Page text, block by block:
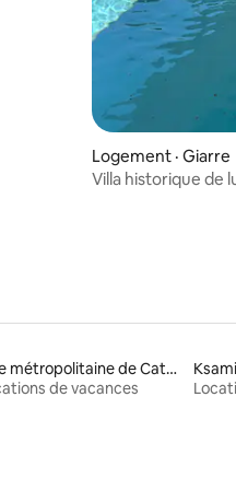
Logement · Giarre
Villa historique de
Ville métropolitaine de Catane
de vacances